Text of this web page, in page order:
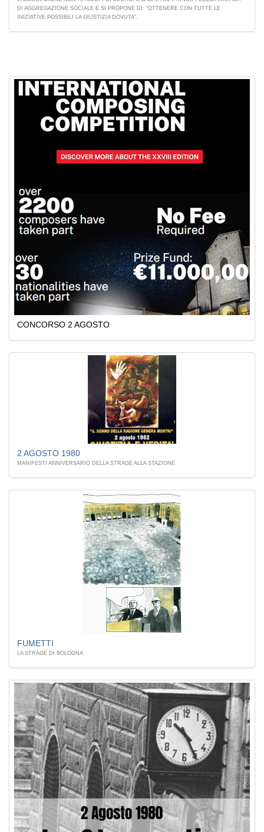
DI AGGREGAZIONE SOCIALE E SI PROPONE DI: “OTTENERE CON TUTTE LE
INIZIATIVE POSSIBILI LA GIUSTIZIA DOVUTA”.
CONCORSO 2 AGOSTO
2 AGOSTO 1980
MANIFESTI ANNIVERSARIO DELLA STRAGE ALLA STAZIONE
FUMETTI
LA STRAGE DI BOLOGNA